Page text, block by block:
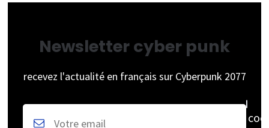
Newsletter cyber punk
recevez l'actualité en français sur Cyberpunk 2077